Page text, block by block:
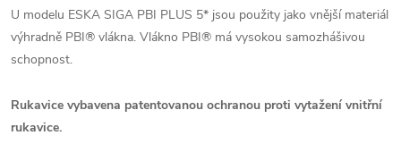
U modelu ESKA SIGA PBI PLUS 5* jsou použity jako vnější materiál
výhradně PBI® vlákna. Vlákno PBI® má vysokou samozhášivou
schopnost.
Rukavice vybavena patentovanou ochranou proti vytažení vnitřní
rukavice.